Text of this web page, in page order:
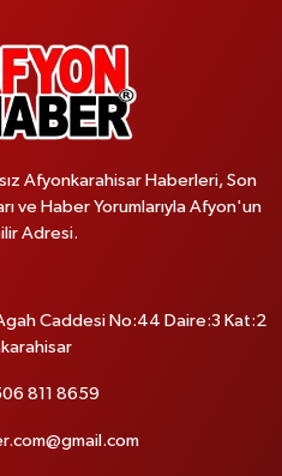
Afyonkarahisar Haberleri, Son
ve Haber Yorumlarıyla Afyon'un
Adresi.
Caddesi No:44 Daire:3 Kat:2
811 8659